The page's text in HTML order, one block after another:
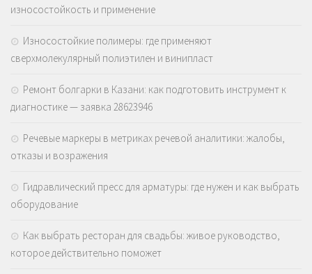
износостойкость и применение
Износостойкие полимеры: где применяют
сверхмолекулярный полиэтилен и винипласт
Ремонт болгарки в Казани: как подготовить инструмент к
диагностике — заявка 28623946
Речевые маркеры в метриках речевой аналитики: жалобы,
отказы и возражения
Гидравлический пресс для арматуры: где нужен и как выбрать
оборудование
Как выбрать ресторан для свадьбы: живое руководство,
которое действительно поможет